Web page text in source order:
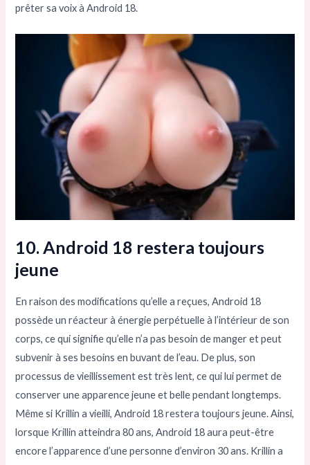
prêter sa voix à Android 18.
10. Android 18 restera toujours
jeune
En raison des modifications qu’elle a reçues, Android 18
possède un réacteur à énergie perpétuelle à l’intérieur de son
corps, ce qui signifie qu’elle n’a pas besoin de manger et peut
subvenir à ses besoins en buvant de l’eau. De plus, son
processus de vieillissement est très lent, ce qui lui permet de
conserver une apparence jeune et belle pendant longtemps.
Même si Krillin a vieilli, Android 18 restera toujours jeune. Ainsi,
lorsque Krillin atteindra 80 ans, Android 18 aura peut-être
encore l’apparence d’une personne d’environ 30 ans. Krillin a